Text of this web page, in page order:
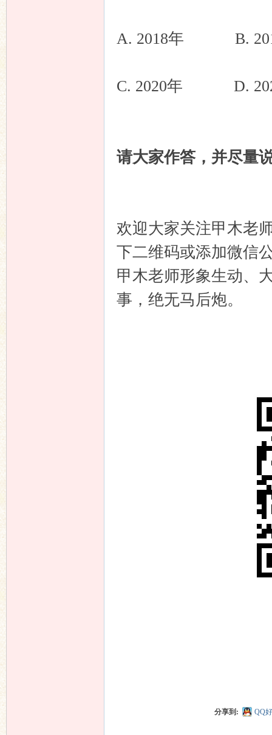
A. 2018年 B.
C. 2020年 D.
请大家作答，并尽量
欢迎大家关注甲木老
下二维码或添加微信
甲木老师形象生动、
事，绝无马后炮。
分享到: QQ